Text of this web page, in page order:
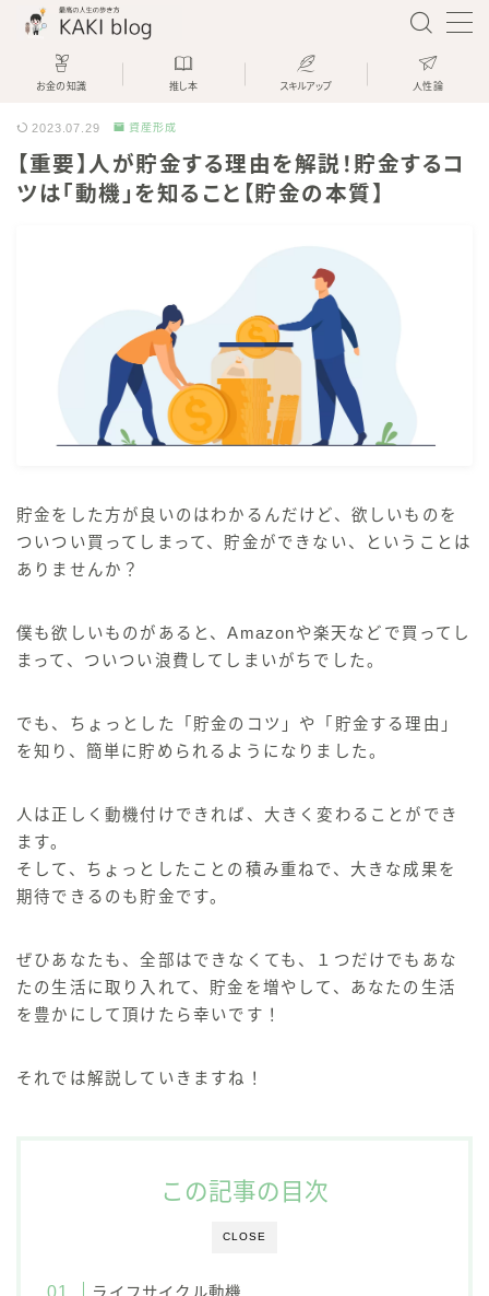
KAKI
資産運用と薬剤師とブログで生きてい
るKAKIです
「資産運用をして楽しく生きる方法」
を分かりやすく解説します
今日が人生で一番若い日です
ぜひ一緒に人生を楽しんでいきましょ
う！
まとめ
人生論
お金の知識 推し本 スキルアップ 人性論
2023.07.29 資産形成
【重要】人が貯金する理由を解説！貯金するコ
ツは「動機」を知ること【貯金の本質】
貯金をした方が良いのはわかるんだけど、欲しいものを
ついつい買ってしまって、貯金ができない、ということは
ありませんか？
僕も欲しいものがあると、Amazonや楽天などで買ってし
まって、 ついつい浪費してしまいがち でした。
でも、 ちょっとした「貯金のコツ」や「貯金する理由」
を知り、簡単に貯められるようになりました。
人は正しく動機付けできれば、大きく変わることができ
ます。
そして、 ちょっとしたことの積み重ねで、大きな成果を
期待できるのも貯金です。
ぜひあなたも、全部はできなくても、
１つだけでもあな
たの生活に取り入れて、貯金を増やして、あなたの生活
を豊かにして頂けたら幸いです！
それでは解説していきますね！
CLOSE
この記事の目次
ライフサイクル動機